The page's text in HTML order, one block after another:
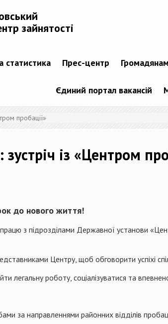
зайнятості
статистика Прес-центр Громадянам
Єдиний портал вакансій
пробації»
із «Центром
до нового життя!
з підрозділами Державної установи
Центру, щоб обговорити успіхі
легальну роботу, соціалізуватися та
за направленнями районних відділів